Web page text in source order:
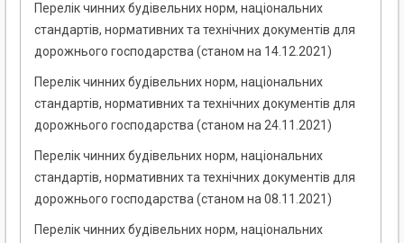
Перелік чинних будівельних норм, національних
стандартів, нормативних та технічних документів для
дорожнього господарства (станом на 14.12.2021)
Перелік чинних будівельних норм, національних
стандартів, нормативних та технічних документів для
дорожнього господарства (станом на 24.11.2021)
Перелік чинних будівельних норм, національних
стандартів, нормативних та технічних документів для
дорожнього господарства (станом на 08.11.2021)
Перелік чинних будівельних норм, національних